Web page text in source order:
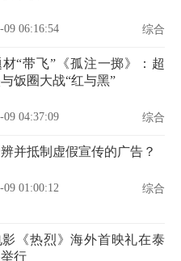
09 06:16:54 综合
“带飞”《孤注一掷》：超
饭圈大战“红与黑”
09 04:37:09 综合
并抵制虚假宣传的广告？
09 01:00:12 综合
影《热烈》海外首映礼在泰
行